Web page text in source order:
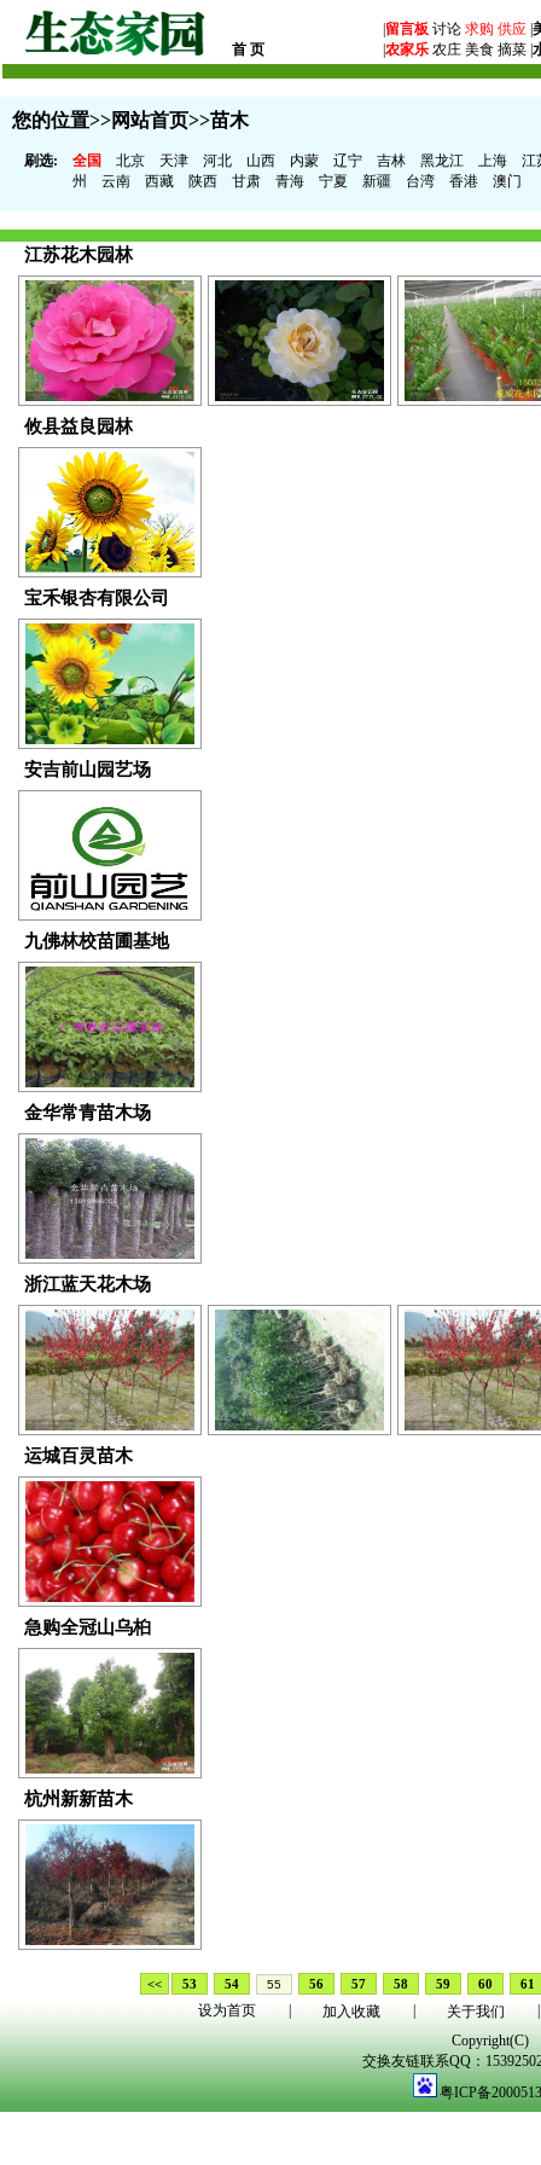
首 页
留言板 讨论 求购 供应
农家乐 农庄 美食 摘菜 |
您的位置>>网站首页>>苗木
刷选: 全国 北京 天津 河北 山西 内蒙 辽宁 吉林 黑龙江 上海
江
州
云南 西藏 陕西 甘肃 青海 宁夏 新疆 台湾 香港 澳门
江苏花木园林
攸县益良园林
宝禾银杏有限公司
安吉前山园艺场
九佛林校苗圃基地
金华常青苗木场
浙江蓝天花木场
运城百灵苗木
急购全冠山乌桕
杭州新新苗木
<< 53 54 55 56 57 58 59 60 61
设为首页 加入收藏 关于我们
Copyright(C)
交换友链联系QQ：
粤ICP备